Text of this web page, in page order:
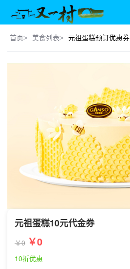
首页> 美食列表> 元祖蛋糕预订优惠券
元祖蛋糕10元代金券
￥0 ￥0
10折优惠